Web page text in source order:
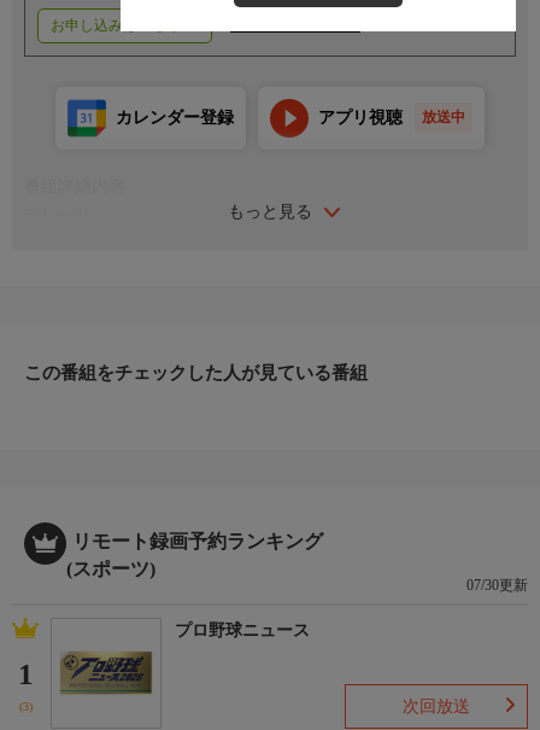
お申し込みはこちら
もっと見る
カレンダー登録 アプリ視聴 放送中
この番組をチェックした人が見ている番組
リモート録画予約ランキング
(スポーツ)
07/30更新
1
(3)
プロ野球ニュース
次回放送